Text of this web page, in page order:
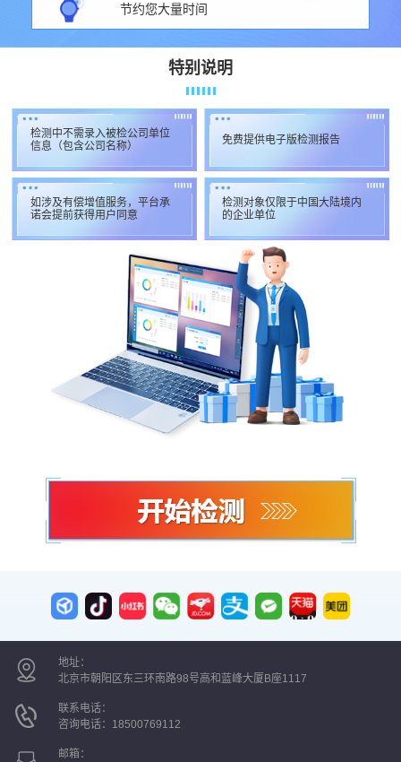
节约您大量时间
特别说明
检测中不需录入被检公司单位
信息（包含公司名称）
免费提供电子版检测报告
如涉及有偿增值服务，平台承
诺会提前获得用户同意
检测对象仅限于中国大陆境内
的企业单位
地址：
北京市朝阳区东三环南路98号高和蓝峰大厦B座1117
联系电话：
咨询电话： 18500769112
邮箱：